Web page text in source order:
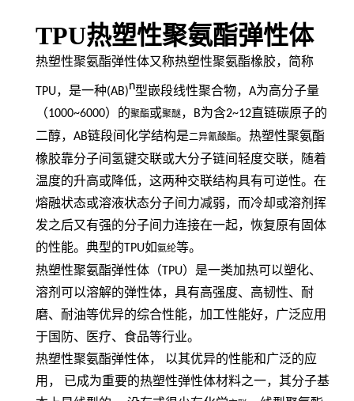
TPU热塑性聚氨酯弹性体
热塑性聚氨酯弹性体又称热塑性聚氨酯橡胶，简称
TPU，是一种(AB)n型嵌段线性聚合物， A为高分子量
（1000~6000）的聚酯或聚醚， B为含2~12 直链碳原子的
二醇， AB链段间化学结构是二异氰酸酯。热塑性聚氨酯
橡胶靠分子间氢键交联或大分子链间轻度交联，随着
温度的升高或降低，这两种交联结构具有可逆性。在
熔融状态或溶液状态分子间力减弱，而冷却或溶剂挥
发之后又有强的分子间力连接在一起，恢复原有固体
的性能。典型的TPU如氨纶等。
热塑性聚氨酯弹性体（TPU）是一类加热可以塑化、
溶剂可以溶解的弹性体，具有高强度、高韧性、耐
磨、耐油等优异的综合性能，加工性能好，广泛应用
于国防、医疗、食品等行业。
热塑性聚氨酯弹性体，
以其优异的性能和广泛的应
用，
已成为重要的热塑性弹性体材料之一，其分子基